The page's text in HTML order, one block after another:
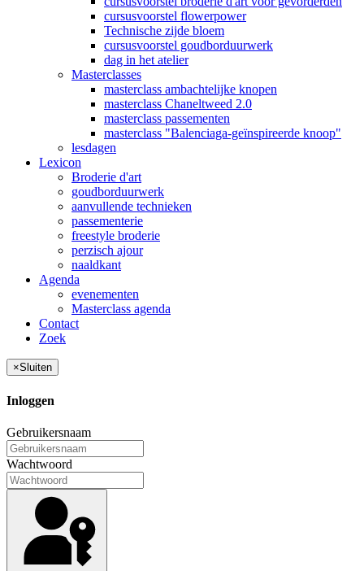
cursusvoorstel flowerpower
Technische zijde bloem
cursusvoorstel goudborduurwerk
dag in het atelier
Masterclasses
masterclass ambachtelijke knopen
masterclass Chaneltweed 2.0
masterclass passementen
masterclass "Balenciaga-geïnspireerde knoop"
lesdagen
Lexicon
Broderie d'art
goudborduurwerk
aanvullende technieken
passementerie
freestyle broderie
perzisch ajour
naaldkant
Agenda
evenementen
Masterclass agenda
Contact
Zoek
×Sluiten
Inloggen
Gebruikersnaam
Wachtwoord